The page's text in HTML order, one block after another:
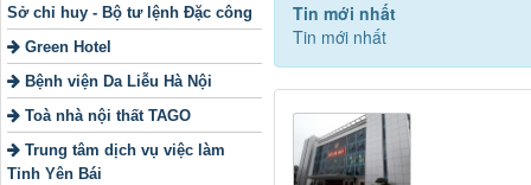
Tin mới nhất
Tin mới nhất
Sở chỉ huy - Bộ tư lệnh Đặc công
Green Hotel
Bệnh viện Da Liễu Hà Nội
Toà nhà nội thất TAGO
Trung tâm dịch vụ việc làm
Tỉnh Yên Bái